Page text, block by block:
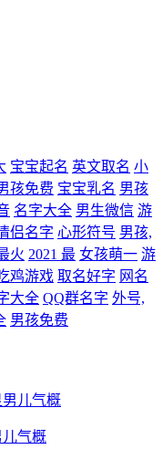
宝宝起名 英文取名 小
孩免费 宝宝乳名 男孩
名字大全 男生微信 游
侣名字 心形符号 男孩,
火 2021 最 女孩萌一 游
鸡游戏 取名好字 网名
大全 QQ群名字 外号,
男孩免费
气概